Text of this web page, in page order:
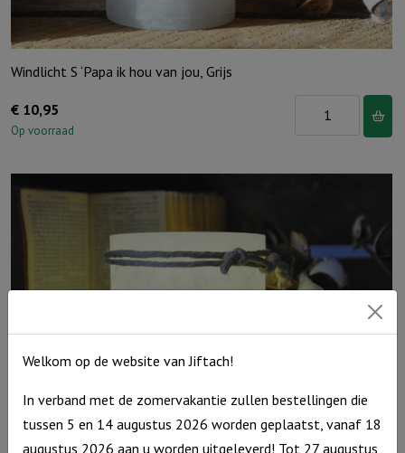
Windlicht S ‘Papa ik hou van jou, Grijs
€ 10,95
Op voorraad
Windlicht
ik
van
jou,
Grijs
Welkom op de website van Jiftach!
In verband met de zomervakantie zullen bestellingen die
tussen 5 en 14 augustus 2026 worden geplaatst, vanaf 18
augustus 2026 aan u worden uitgeleverd! Tot 27 augustus